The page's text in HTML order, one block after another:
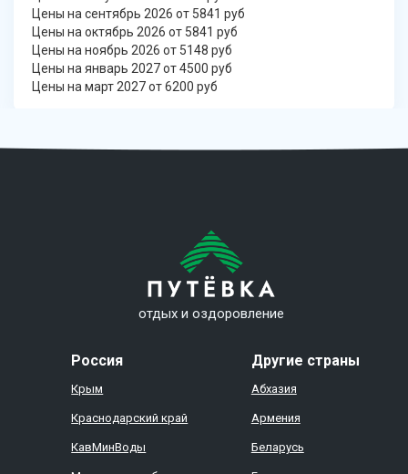
Цены на сентябрь 2026 от 5841 руб
Цены на октябрь 2026 от 5841 руб
Цены на ноябрь 2026 от 5148 руб
Цены на январь 2027 от 4500 руб
Цены на март 2027 от 6200 руб
отдых и оздоровление
Россия
Крым
Краснодарский край
КавМинВоды
Другие страны
Абхазия
Армения
Беларусь